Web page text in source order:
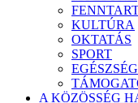
KULTÚRA
OKTATÁS
SPORT
EGÉSZSÉG
A KÖZÖSSÉG